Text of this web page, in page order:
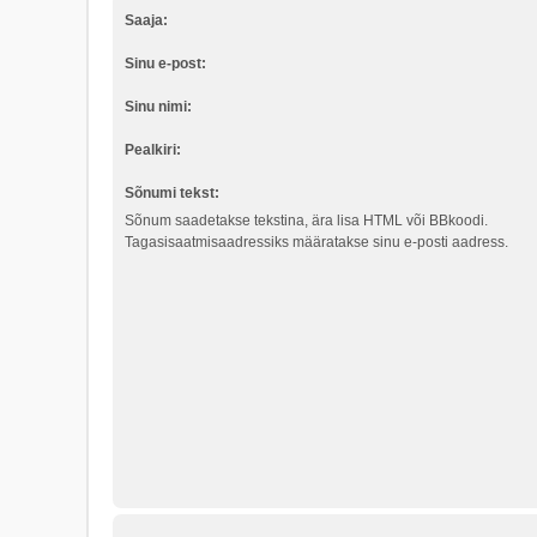
Saaja:
Sinu e-post:
Sinu nimi:
Pealkiri:
Sõnumi tekst:
Sõnum saadetakse tekstina, ära lisa HTML või BBkoodi.
Tagasisaatmisaadressiks määratakse sinu e-posti aadress.